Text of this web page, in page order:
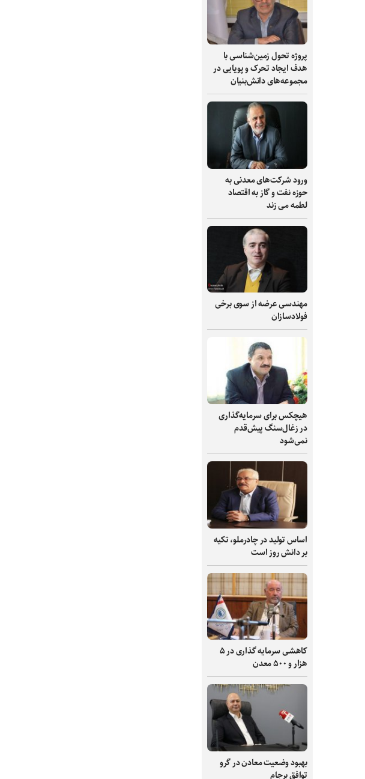
پروژه تحول زمین‌شناسی با
هدف ایجاد تحرک و پویایی در
مجموعه‌های دانش‌بنیان
ورود شرکت‌های معدنی به
حوزه نفت و گاز به اقتصاد
لطمه می زند
مهندسی عرضه از سوی برخی
فولادسازان
هیچکس برای سرمایه‌گذاری
در زغال‌سنگ پیش‌قدم
نمی‌شود
اساس تولید در چادرملو، تکیه
بر دانش‌ روز است
کاهشی سرمایه گذاری در ۵
هزار و ۵۰۰ معدن
بهبود وضعیت معادن در گرو
توافق برجام